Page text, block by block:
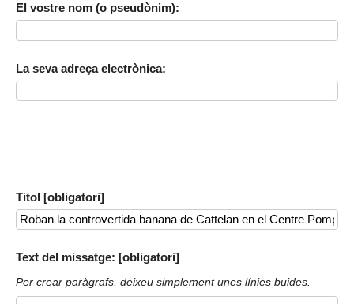
El vostre nom (o pseudònim):
La seva adreça electrònica:
Titol [obligatori]
Text del missatge: [obligatori]
Per crear paràgrafs, deixeu simplement unes línies buides.